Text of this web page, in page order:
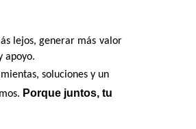
lejos, generar más valor
apoyo.
soluciones y un
Porque juntos, tu